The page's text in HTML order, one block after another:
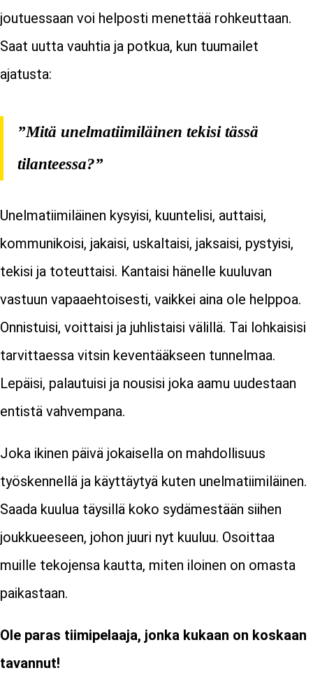
joutuessaan voi helposti menettää rohkeuttaan.
Saat uutta vauhtia ja potkua, kun tuumailet
ajatusta:
”Mitä unelmatiimiläinen tekisi tässä
tilanteessa?”
Unelmatiimiläinen kysyisi, kuuntelisi, auttaisi,
kommunikoisi, jakaisi, uskaltaisi, jaksaisi, pystyisi,
tekisi ja toteuttaisi. Kantaisi hänelle kuuluvan
vastuun vapaaehtoisesti, vaikkei aina ole helppoa.
Onnistuisi, voittaisi ja juhlistaisi välillä. Tai lohkaisisi
tarvittaessa vitsin keventääkseen tunnelmaa.
Lepäisi, palautuisi ja nousisi joka aamu uudestaan
entistä vahvempana.
Joka ikinen päivä jokaisella on mahdollisuus
työskennellä ja käyttäytyä kuten unelmatiimiläinen.
Saada kuulua täysillä koko sydämestään siihen
joukkueeseen, johon juuri nyt kuuluu. Osoittaa
muille tekojensa kautta, miten iloinen on omasta
paikastaan.
Ole paras tiimipelaaja, jonka kukaan on koskaan
tavannut!